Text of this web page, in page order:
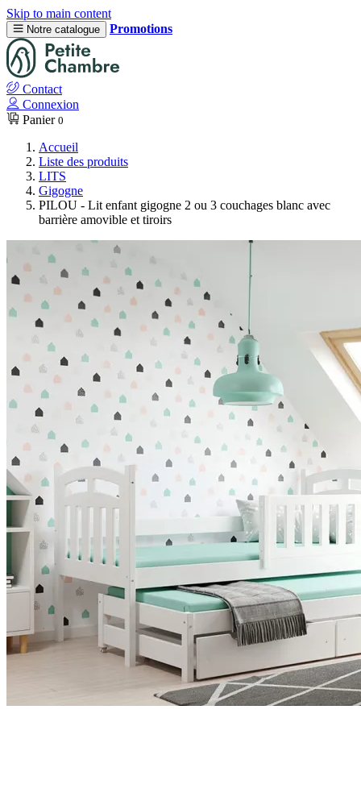
Skip to main content
Notre catalogue Promotions
Contact
Connexion
Panier 0
Accueil
Liste des produits
LITS
Gigogne
PILOU - Lit enfant gigogne 2 ou 3 couchages blanc avec
barrière amovible et tiroirs